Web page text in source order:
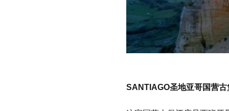
SANTIAGO圣地亚哥国营古